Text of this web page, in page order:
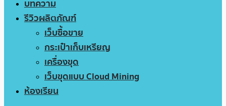
บทความ
รีวิวผลิตภัณฑ์
เว็บซื้อขาย
กระเป๋าเก็บเหรียญ
เครื่องขุด
เว็บขุดแบบ Cloud Mining
ห้องเรียน